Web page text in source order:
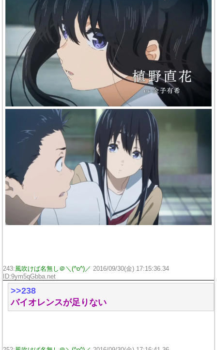
243:風吹けば名無し＠＼(^o^)／ 2016/09/30(金) 17:15:36.34
ID:9ym5qGbba.net
>>238
バイオレンスが足りない